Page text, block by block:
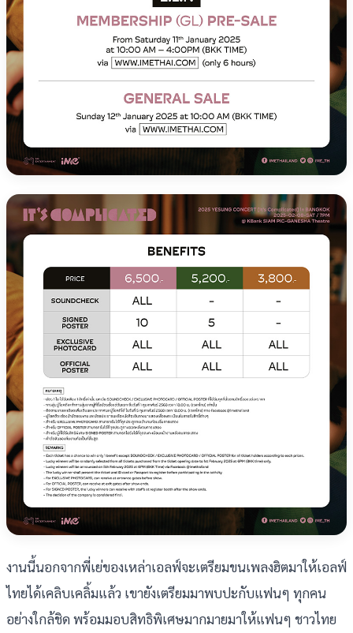
งานนี้นอกจากพี่เย่ของเหล่าเอลฟ์จะเตรียมขนเพลงฮิตมาให้เอลฟ์
ไทยได้เคลิบเคลิ้มแล้ว เขายังเตรียมมาพบปะกับแฟนๆ ทุกคน
อย่างใกล้ชิด พร้อมมอบสิทธิพิเศษมากมายมาให้แฟนๆ ชาวไทย